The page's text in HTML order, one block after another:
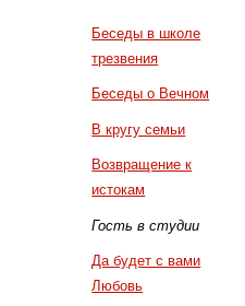
Беседы в школе
трезвения
Беседы о Вечном
В кругу семьи
Возвращение к
истокам
Гость в студии
Да будет с вами
Любовь